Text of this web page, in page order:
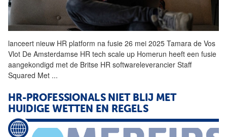
lanceert nieuw HR platform na fusie 26 mei 2025 Tamara de Vos
Vlot De Amsterdamse HR tech scale up Homerun heeft een fusie
aangekondigd met de Britse HR softwareleverancier Staff
Squared Met ...
HR-PROFESSIONALS NIET BLIJ MET
HUIDIGE WETTEN EN REGELS